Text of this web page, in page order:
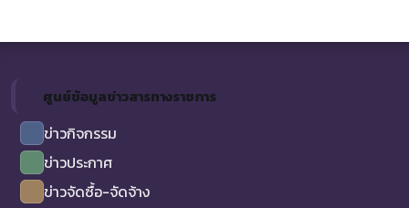
ศูนย์ข้อมูลข่าวสารทางราชการ
ข่าวกิจกรรม
ข่าวประกาศ
ข่าวจัดซื้อ-จัดจ้าง